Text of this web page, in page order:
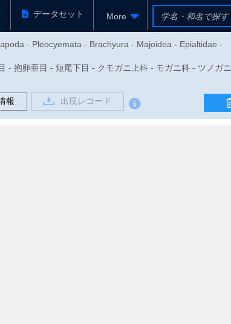
データセット More
- Pleocyemata - Brachyura - Majoidea - Epialtidae -
- 抱卵亜目 - 短尾下目 - クモガニ上科 - モガニ科 - ツノガニ
報 出現レコード